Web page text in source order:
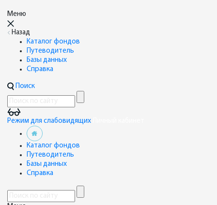
Меню
Назад
Каталог фондов
Путеводитель
Базы данных
Справка
Поиск
Режим для слабовидящих
Каталог фондов
Путеводитель
Базы данных
Справка